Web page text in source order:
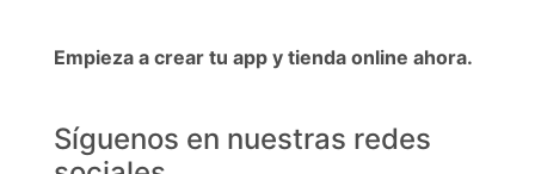
Empieza a crear tu app y tienda online ahora.
Síguenos en nuestras redes